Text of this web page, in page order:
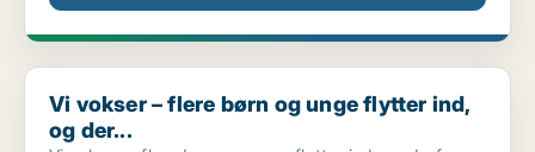
Vi vokser – flere børn og unge flytter ind, og der...
Vi vokser – flere børn og unge flytter ind,
og der...